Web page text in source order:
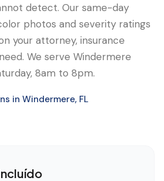
detect. Our same-day
photos and severity ratings
your attorney, insurance
We serve Windermere
8am to 8pm.
in Windermere, FL